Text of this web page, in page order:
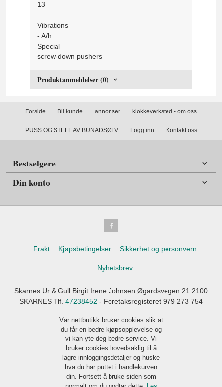
13
Vibrations
- A/h
Special
screw-down pushers
Produktanmeldelser (0)
Forside Bli kunde annonser klokkeverksted - om oss
PUSS OG STELL AV BUNADSØLV Logg inn Kontakt oss
Bestselgere
Din konto
Frakt Kjøpsbetingelser Sikkerhet og personvern
Nyhetsbrev
Skarnes Ur & Gull Birgit Irene Johnsen Øgardsvegen 21 2100
SKARNES Tlf. 47238452 - Foretaksregisteret 979 273 754
Vår nettbutikk bruker cookies slik at
du får en bedre kjøpsopplevelse og
vi kan yte deg bedre service. Vi
bruker cookies hovedsaklig til å
lagre innloggingsdetaljer og huske
hva du har puttet i handlekurven
din. Fortsett å bruke siden som